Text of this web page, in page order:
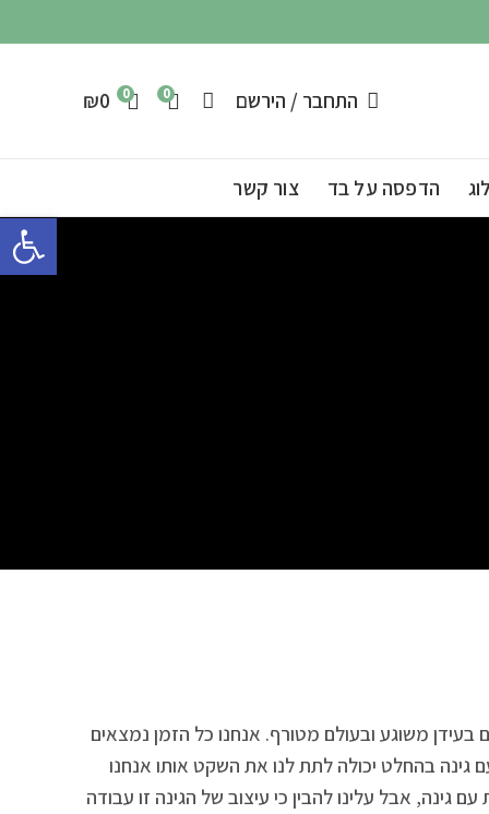
התחבר / הירשם 0
0
₪0
הדפסה על בד צור קשר
משוגע ובעולם מטורף. אנחנו כל הזמן נמצאים
גינה בהחלט יכולה לתת לנו את השקט אותו אנחנו
אבל עלינו להבין כי עיצוב של הגינה זו עבודה